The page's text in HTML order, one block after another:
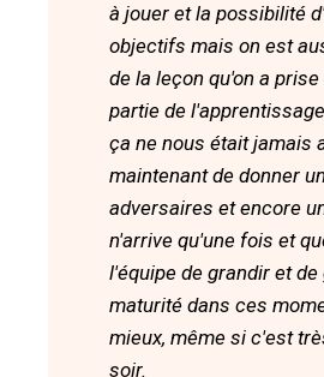
à jouer et la possibilité
objectifs mais on est
de la leçon qu'on a
partie de
ça ne nous était jamais
maintenant de donner
adversaires et encore
n'arrive qu'une fois et
l'équipe de grandir et de
maturité dans ces
mieux, même si c'est
soir.